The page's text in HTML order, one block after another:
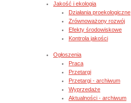
Jakość i ekologia
Działania proekologiczne
Zrównoważony rozwój
Efekty środowiskowe
Kontrola jakości
Ogłoszenia
Praca
Przetargi
Przetargi - archiwum
Wyprzedaże
Aktualności - archiwum